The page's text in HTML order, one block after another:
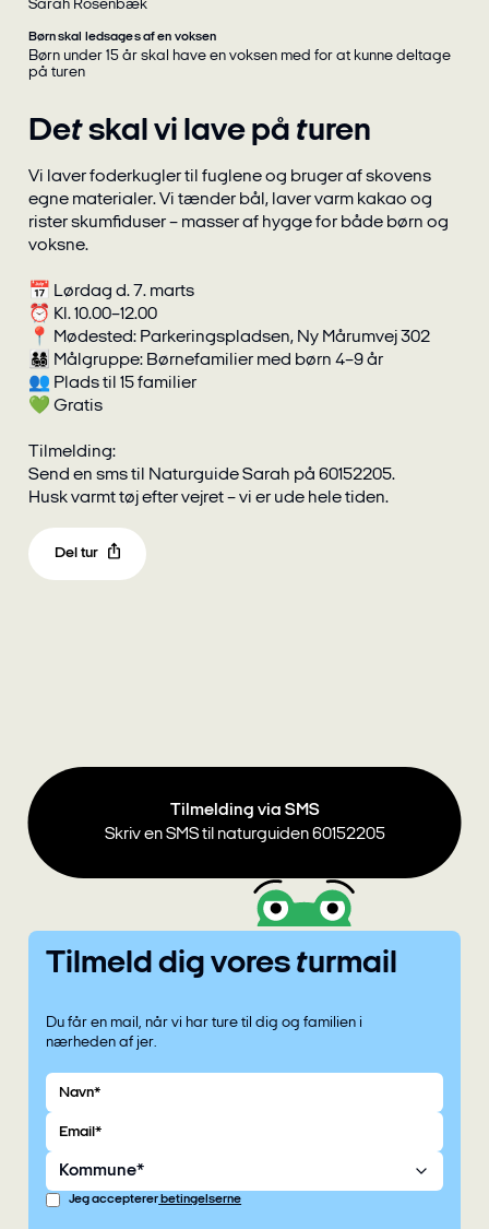
Sarah Rosenbæk
Børn skal ledsages af en voksen
Børn under 15 år skal have en voksen med for at kunne deltage
på turen
Det skal vi lave på turen
Vi laver foderkugler til fuglene og bruger af skovens
egne materialer. Vi tænder bål, laver varm kakao og
rister skumfiduser – masser af hygge for både børn og
voksne.
📅 Lørdag d. 7. marts
⏰ Kl. 10.00–12.00
📍 Mødested: Parkeringspladsen, Ny Mårumvej 302
👨‍👩‍👧‍👦 Målgruppe: Børnefamilier med børn 4–9 år
👥 Plads til 15 familier
💚 Gratis
Tilmelding:
Send en sms til Naturguide Sarah på 60152205.
Husk varmt tøj efter vejret – vi er ude hele tiden.
Del tur
Tilmelding via SMS
Skriv en SMS til naturguiden 60152205
Tilmeld dig vores turmail
Du får en mail, når vi har ture til dig og familien i
nærheden af jer.
Navn
Email
Kommune*
Jeg accepterer betingelserne